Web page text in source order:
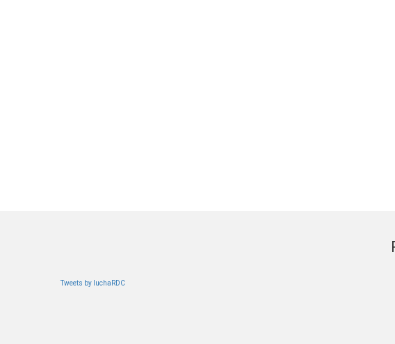
Tweets by luchaRDC